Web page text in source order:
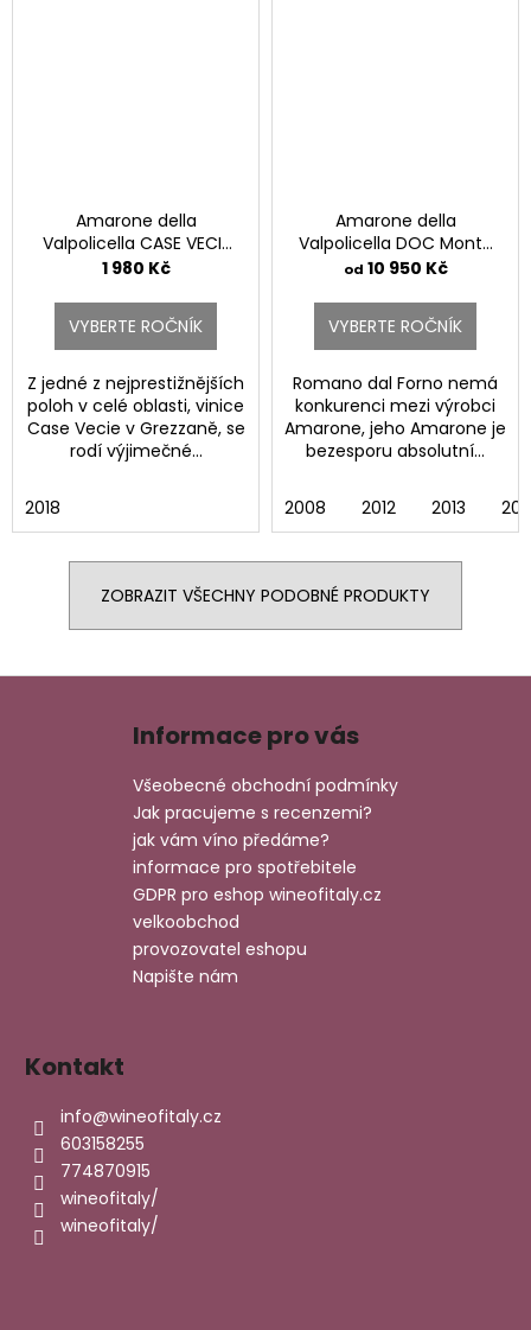
Amarone della
Valpolicella CASE VECIE
DOCG.
1 980 Kč
VYBERTE ROČNÍK
Z jedné z nejprestižnějších
poloh v celé oblasti, vinice
Case Vecie v Grezzaně, se
rodí výjimečné...
2018
Amarone della
Valpolicella DOC Monte
Lodoletta.
od 10 950 Kč
VYBERTE ROČNÍK
Romano dal Forno nemá
konkurenci mezi výrobci
Amarone, jeho Amarone je
bezesporu absolutní...
2008 2012 2013
ZOBRAZIT VŠECHNY PODOBNÉ PRODUKTY
Z
Informace pro vás
Všeobecné obchodní podmínky
Jak pracujeme s recenzemi?
jak vám víno předáme?
informace pro spotřebitele
GDPR pro eshop wineofitaly.cz
velkoobchod
provozovatel eshopu
Napište nám
Kontakt
info@wineofitaly.cz
603158255
774870915
wineofitaly/
wineofitaly/